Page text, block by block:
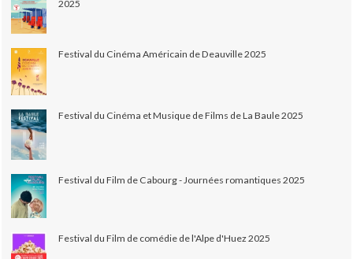
2025
Festival du Cinéma Américain de Deauville 2025
Festival du Cinéma et Musique de Films de La Baule 2025
Festival du Film de Cabourg - Journées romantiques 2025
Festival du Film de comédie de l'Alpe d'Huez 2025